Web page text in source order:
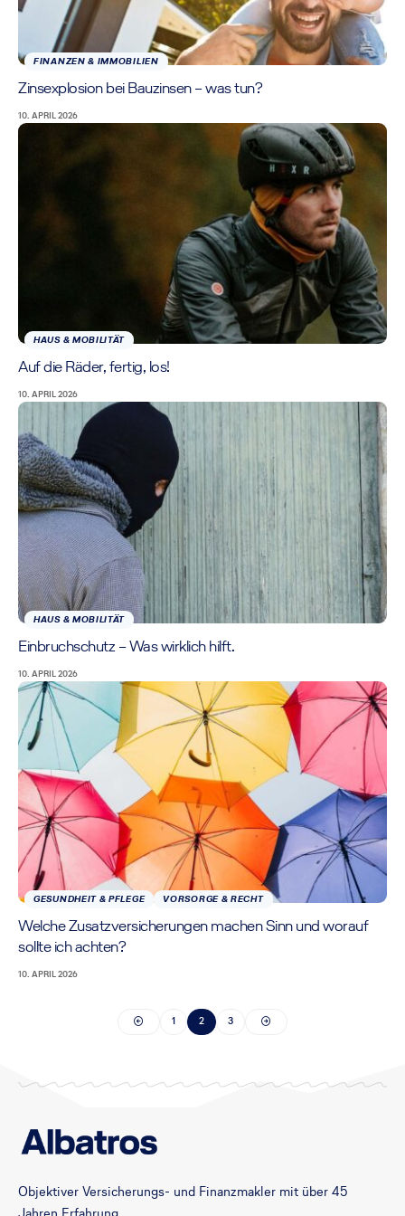
FINANZEN & IMMOBILIEN
Zinsexplosion bei Bauzinsen – was tun?
10. APRIL 2026
HAUS & MOBILITÄT
Auf die Räder, fertig, los!
10. APRIL 2026
HAUS & MOBILITÄT
Einbruchschutz – Was wirklich hilft.
10. APRIL 2026
GESUNDHEIT & PFLEGE VORSORGE & RECHT
Welche Zusatzversicherungen machen Sinn und worauf
sollte ich achten?
10. APRIL 2026
1 2 3
Objektiver Versicherungs- und Finanzmakler mit über 45